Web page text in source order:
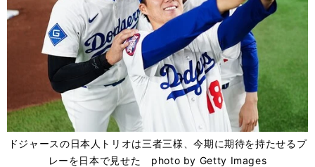
ドジャースの日本人トリオは三者三様、今期に期待を持たせるプ
レーを日本で見せた photo by Getty Images